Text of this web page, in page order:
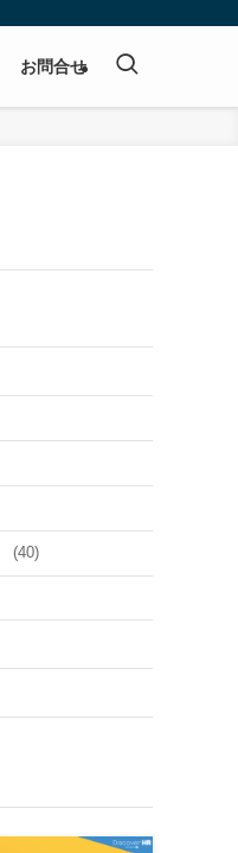
お問合せ
(40)